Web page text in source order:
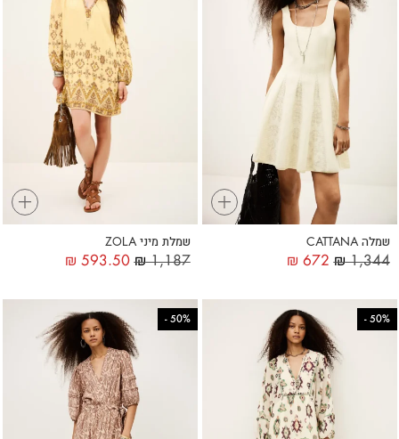
+
שמלה CATTANA
₪1,344
₪ 672
+
שמלת מיני ZOLA
₪1,187
₪ 593.50
50%
-
50%
-